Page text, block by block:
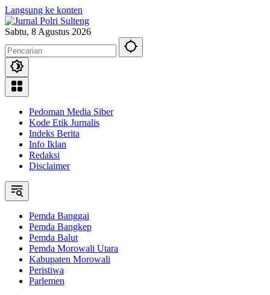
Langsung ke konten
Sabtu, 8 Agustus 2026
Pedoman Media Siber
Kode Etik Jurnalis
Indeks Berita
Info Iklan
Redaksi
Disclaimer
Pemda Banggai
Pemda Bangkep
Pemda Balut
Pemda Morowali Utara
Kabupaten Morowali
Peristiwa
Parlemen